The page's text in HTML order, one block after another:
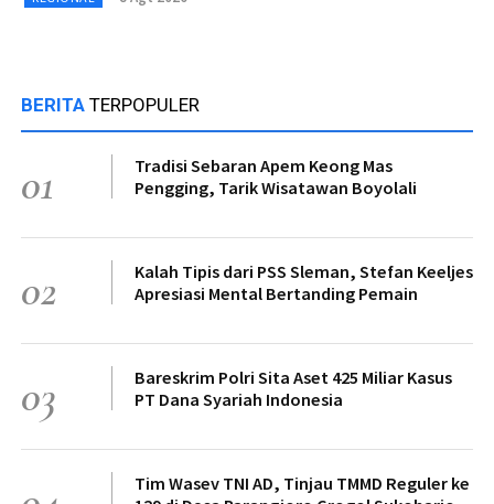
BERITA TERPOPULER
01
Tradisi Sebaran Apem Keong Mas
Pengging, Tarik Wisatawan Boyolali
02
Kalah Tipis dari PSS Sleman, Stefan Keeljes
Apresiasi Mental Bertanding Pemain
03
Bareskrim Polri Sita Aset 425 Miliar Kasus
PT Dana Syariah Indonesia
Tim Wasev TNI AD, Tinjau TMMD Reguler ke